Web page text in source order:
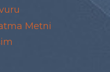
Metni